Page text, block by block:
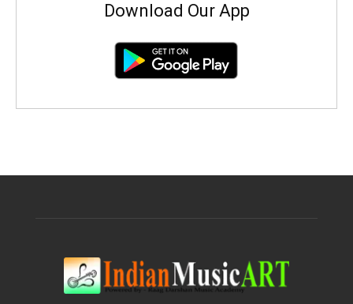
Download Our App